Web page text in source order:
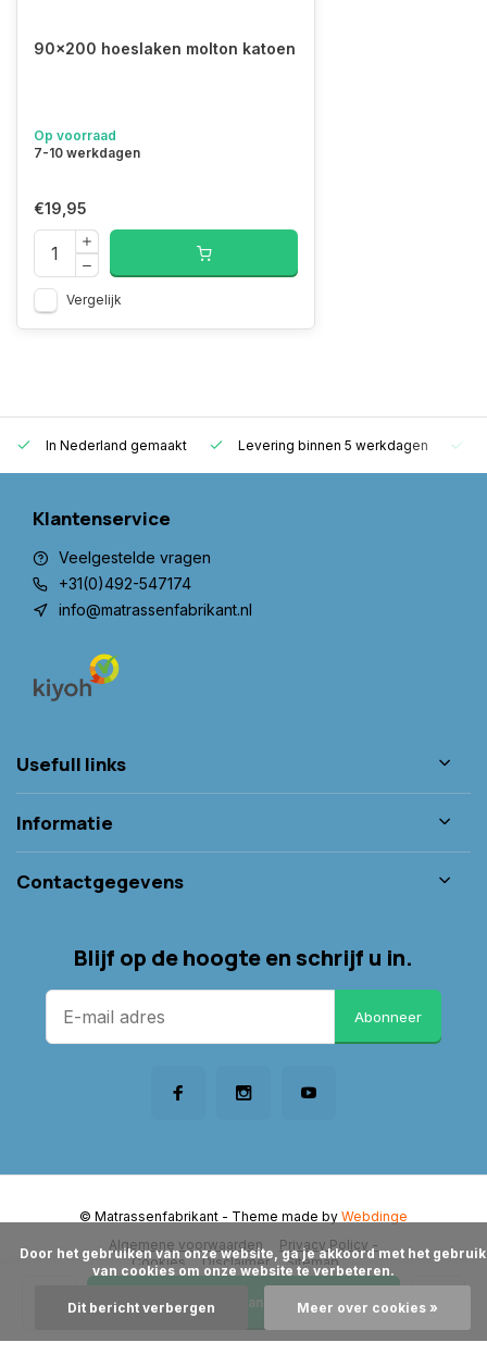
Toevoegen aan winkelwagen
90x200 hoeslaken molton katoen
Op voorraad
7-10 werkdagen
€19,95
Vergelijk
In Nederland gemaakt Levering binnen 5 werkdagen
Klantenservice
Veelgestelde vragen
+31(0)492-547174
info@matrassenfabrikant.nl
Usefull links
Informatie
Contactgegevens
Blijf op de hoogte en schrijf u in.
Abonneer
Algemene voorwaarden
Privacy Policy -
Cookies
Disclaimer Sitemap
© Matrassenfabrikant - Theme made by Webdinge
van cookies om onze website te verbeteren.
Dit bericht verbergen Meer over cookies »